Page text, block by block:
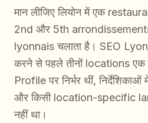
मान लीजिए लियोन में एक
2nd और 5th
lyonnais चलाता है। SEO
करने से पहले तीनों locations
Profile पर निर्भर थीं,
और किसी location-specific
नहीं था।